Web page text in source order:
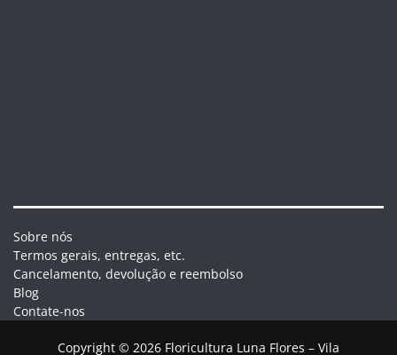
Sobre nós
Termos gerais, entregas, etc.
Cancelamento, devolução e reembolso
Blog
Contate-nos
Copyright © 2026 Floricultura Luna Flores – Vila